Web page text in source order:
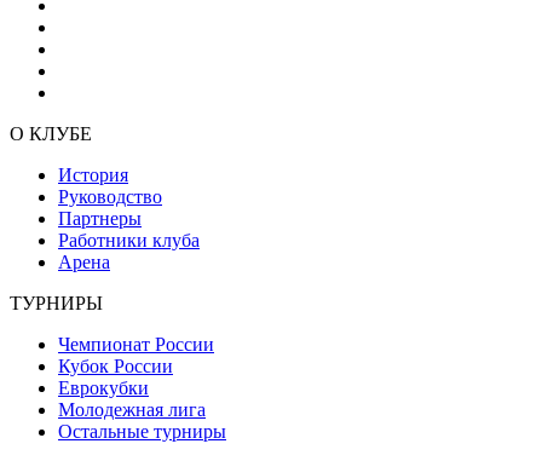
О КЛУБЕ
История
Руководство
Партнеры
Работники клуба
Арена
ТУРНИРЫ
Чемпионат России
Кубок России
Еврокубки
Молодежная лига
Остальные турниры